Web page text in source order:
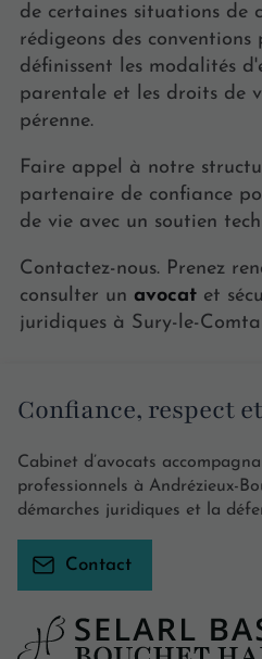
de certaines situations de
rédigeons des
définissent les modalités
parentale et les droits de
pérenne.
Faire appel à notre
partenaire de confiance
de vie avec un soutien
Contactez-nous. Prenez
consulter unavocat et
juridiques à Sury-le-
Confiance, respect
Cabinet d’avocats
professionnels à Andrézieux-
démarches juridiques et la
Contact